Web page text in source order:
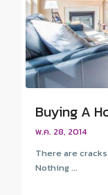
Buying A
พ.ค. 28, 2014
There are
Nothing ...